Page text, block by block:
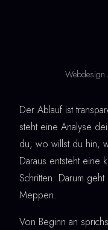
Der Ablauf ist
steht eine Analyse
du, wo willst du hin,
Daraus entsteht eine
Schritten. Darum
Meppen.
Von Beginn an